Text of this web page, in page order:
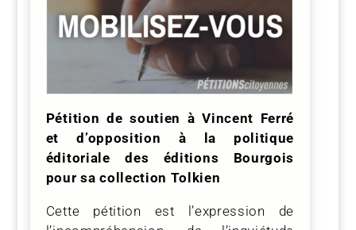
Pétition de soutien à Vincent Ferré
et d’opposition à la politique
éditoriale des éditions Bourgois
pour sa collection Tolkien
Cette pétition est l’expression de